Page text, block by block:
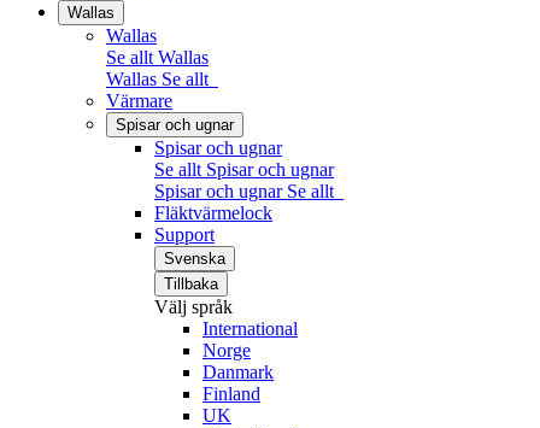
Wallas
Wallas
Se allt Wallas
Wallas Se allt
Värmare
Spisar och ugnar
Spisar och ugnar
Se allt Spisar och ugnar
Spisar och ugnar Se allt
Fläktvärmelock
Support
Svenska
Tillbaka
Välj språk
International
Norge
Danmark
Finland
UK